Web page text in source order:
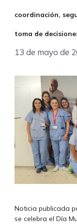
coordinación,
toma de
13 de mayo de
Noticia publicada
se celebra el Día